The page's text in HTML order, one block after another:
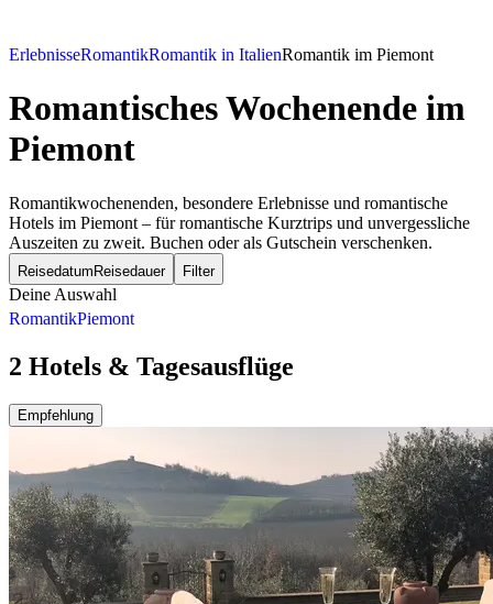
ErlebnisseRomantikRomantik in ItalienRomantik im Piemont
Romantisches Wochenende im
Piemont
Romantikwochenenden, besondere Erlebnisse und romantische
Hotels im Piemont – für romantische Kurztrips und unvergessliche
Auszeiten zu zweit. Buchen oder als Gutschein verschenken.
Reisedatum Reisedauer Filter
Deine Auswahl
RomantikPiemont
2 Hotels & Tagesausflüge
Empfehlung